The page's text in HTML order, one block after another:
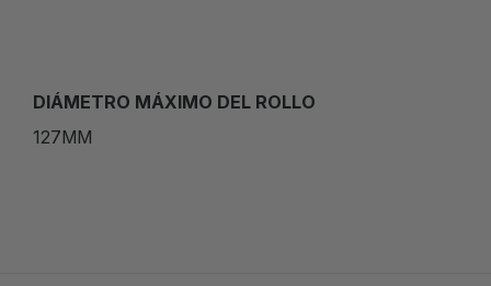
DIÁMETRO MÁXIMO DEL ROLLO
127MM